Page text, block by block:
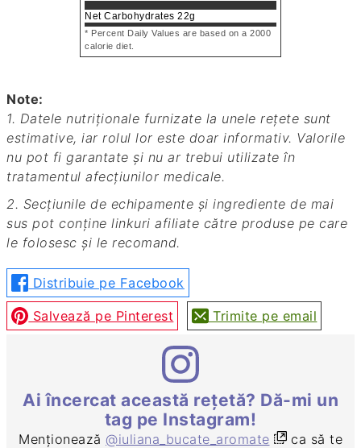
Net Carbohydrates 22g
* Percent Daily Values are based on a 2000
calorie diet.
Note:
1. Datele nutriționale furnizate la unele rețete sunt
estimative, iar rolul lor este doar informativ. Valorile
nu pot fi garantate și nu ar trebui utilizate în
tratamentul afecțiunilor medicale.
2. Secțiunile de echipamente și ingrediente de mai
sus pot conține linkuri afiliate către produse pe care
le folosesc și le recomand.
Distribuie pe Facebook
Salvează pe Pinterest Trimite pe email
Ai încercat această rețetă? Dă-mi un
tag pe Instagram!
Menționează @iuliana_bucate_aromate
ca să te